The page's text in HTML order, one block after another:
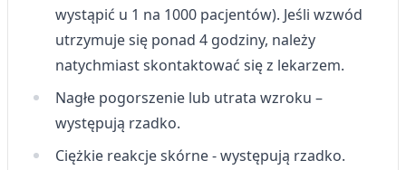
wystąpić u 1 na 1000 pacjentów). Jeśli wzwód
utrzymuje się ponad 4 godziny, należy
natychmiast skontaktować się z lekarzem.
Nagłe pogorszenie lub utrata wzroku –
występują rzadko.
Ciężkie reakcje skórne - występują rzadko.